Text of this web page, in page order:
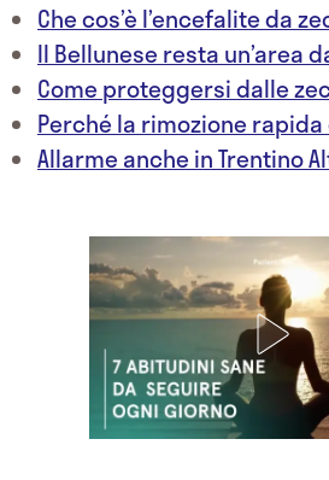
Che cos’è l’encefalite da
Il Bellunese resta un’area
Come proteggersi dalle
Perché la rimozione
Allarme anche in Trentino